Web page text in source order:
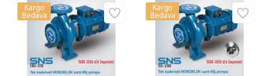
Kargo
Bedava
Kargo
Bedava